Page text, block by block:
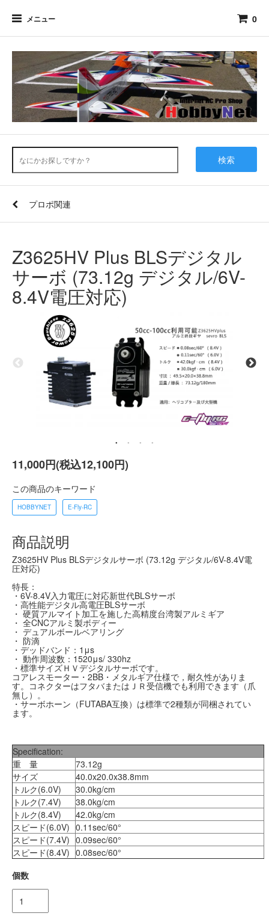
メニュー 0
検索
プロポ関連
Z3625HV Plus BLSデジタル
サーボ (73.12g デジタル/6V-
8.4V電圧対応)
11,000円(税込12,100円)
この商品のキーワード
HOBBYNET E-Fly-RC
商品説明
Z3625HV Plus BLSデジタルサーボ (73.12g デジタル/6V-8.4V電
圧対応)
特長：
・6V-8.4V入力電圧に対応新世代BLSサーボ
・高性能デジタル高電圧BLSサーボ
・ 硬質アルマイト加工を施した高精度台湾製アルミギア
・ 全CNCアルミ製ボディー
・ デュアルボールベアリング
・ 防滴
・デッドバンド：1μs
・ 動作周波数：1520μs/ 330hz
・標準サイズＨＶデジタルサーボです。
コアレスモーター・2BB・メタルギア仕様で，耐久性がありま
す。コネクターはフタバまたはＪＲ受信機でも利用できます（爪
無し）。
・サーボホーン（FUTABA互換）は標準で2種類が同梱されてい
ます。
Specification:
重 量
73.12g
サイズ
40.0x20.0x38.8mm
トルク(6.0V)
30.0kg/cm
トルク(7.4V)
38.0kg/cm
トルク(8.4V)
42.0kg/cm
スピード(6.0V) 0.11sec/60°
スピード(7.4V) 0.09sec/60°
スピード(8.4V) 0.08sec/60°
個数